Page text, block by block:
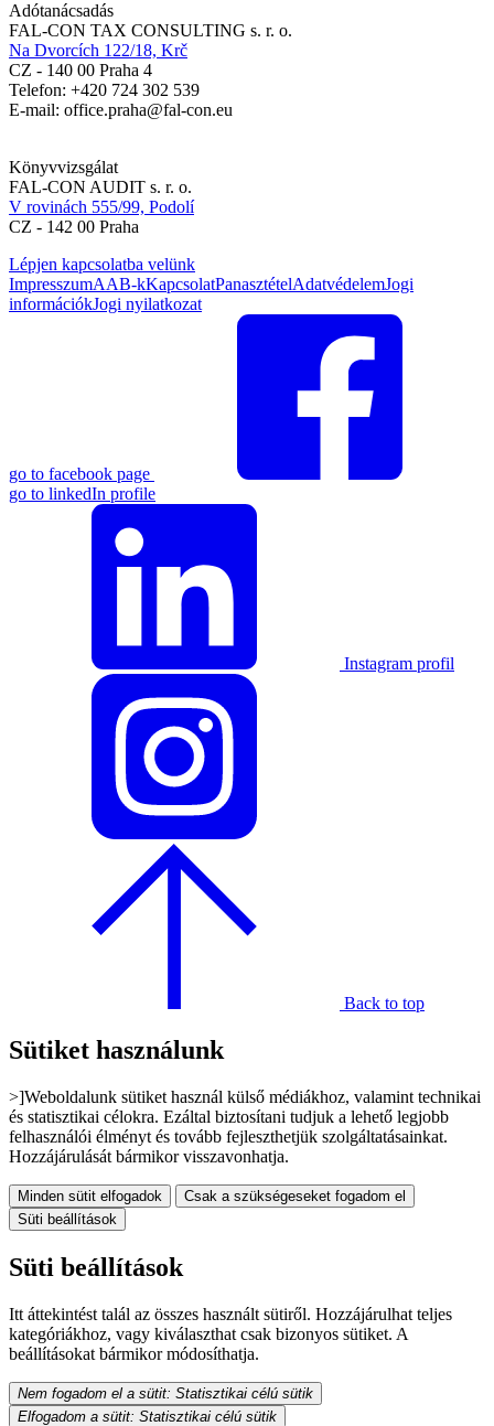
Adótanácsadás
FAL-CON TAX CONSULTING s. r. o.
Na Dvorcích 122/18, Krč
CZ - 140 00 Praha 4
Telefon: +420 724 302 539
E-mail: office.praha@fal-con.eu
Könyvvizsgálat
FAL-CON AUDIT s. r. o.
V rovinách 555/99, Podolí
CZ - 142 00 Praha
Lépjen kapcsolatba velünk
ImpresszumAAB-kKapcsolatPanasztételAdatvédelemJogi
információkJogi nyilatkozat
go to facebook page
go to linkedIn profile
Instagram profil
Back to top
Sütiket használunk
>]Weboldalunk sütiket használ külső médiákhoz, valamint technikai
és statisztikai célokra. Ezáltal biztosítani tudjuk a lehető legjobb
felhasználói élményt és tovább fejleszthetjük szolgáltatásainkat.
Hozzájárulását bármikor visszavonhatja.
Minden sütit elfogadok
Csak a szükségeseket fogadom el
Süti beállítások
Süti beállítások
Itt áttekintést talál az összes használt sütiről. Hozzájárulhat teljes
kategóriákhoz, vagy kiválaszthat csak bizonyos sütiket. A
beállításokat bármikor módosíthatja.
Nem fogadom el a sütit: Statisztikai célú sütik
Elfogadom a sütit: Statisztikai célú sütik